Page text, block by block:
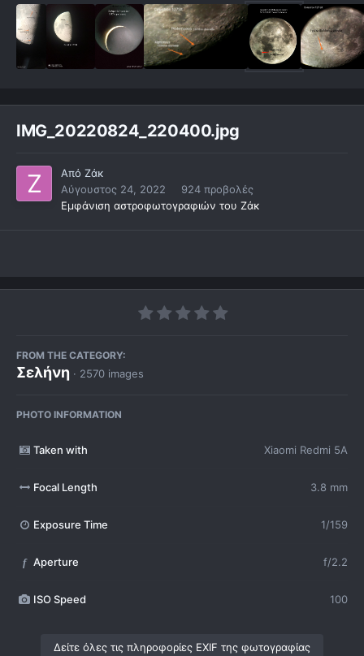
IMG_20220824_220400.jpg
Από Ζάκ
Αύγουστος 24, 2022
924 προβολές
Εμφάνιση αστροφωτογραφιών του Ζάκ
FROM THE CATEGORY:
Σελήνη · 2570 images
PHOTO INFORMATION
Taken with Xiaomi Redmi 5A
Focal Length 3.8 mm
Exposure Time 1/159
f Aperture f/2.2
ISO Speed 100
Δείτε όλες τις πληροφορίες EXIF της φωτογραφίας